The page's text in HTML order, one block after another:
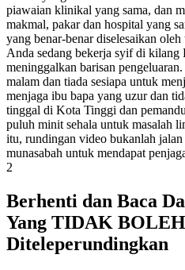
piawaian klinikal yang sama, dan
makmal, pakar dan hospital yang
yang benar-benar diselesaikan
Anda sedang bekerja syif di kilang
meninggalkan barisan
malam dan tiada sesiapa untuk
menjaga ibu bapa yang uzur dan
tinggal di Kota Tinggi dan
puluh minit sehala untuk masalah
itu, rundingan video bukanlah
munasabah untuk mendapat
2
Berhenti dan Baca
Yang TIDAK BOLEH
Diteleperundingkan